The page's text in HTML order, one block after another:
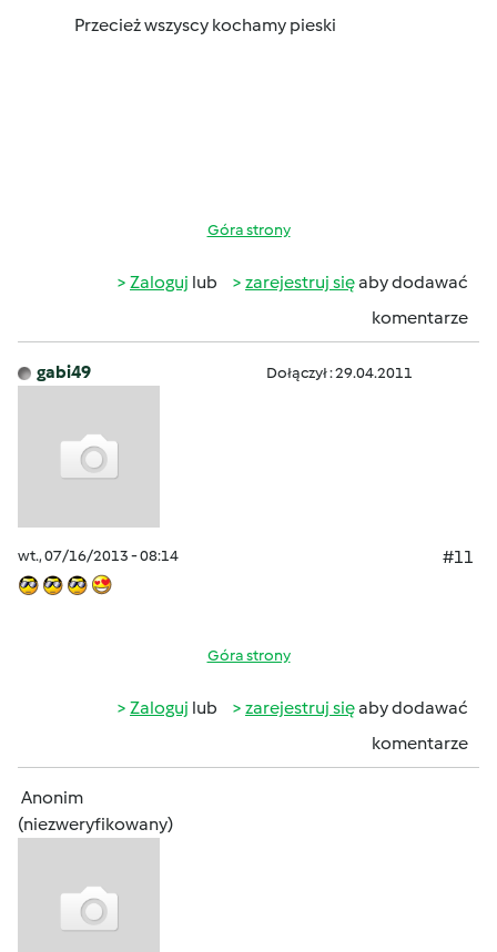
Przecież wszyscy kochamy pieski
Góra strony
Zaloguj lub zarejestruj sięaby dodawać
komentarze
gabi49 Dołączył : 29.04.2011
wt., 07/16/2013 - 08:14 #11
Góra strony
Zaloguj lub zarejestruj sięaby dodawać
komentarze
Anonim
(niezweryfikowany)